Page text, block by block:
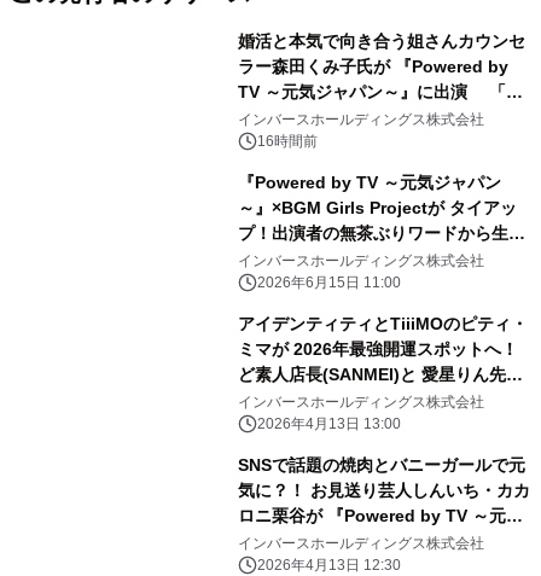
婚活と本気で向き合う姐さんカウンセ
ラー森田くみ子氏が 『Powered by
TV ～元気ジャパン～』に出演 「元
気が出るPower講座」で婚活の「加点
方式」を紹介
インバースホールディングス株式会社
16時間前
『Powered by TV ～元気ジャパン
～』×BGM Girls Projectが タイアッ
プ！出演者の無茶ぶりワードから生ま
れた オリジナル楽曲「TVみているお
前らいっとんなー↑」を 2週連続配信
インバースホールディングス株式会社
2026年6月15日 11:00
アイデンティティとTiiiMOのピティ・
ミマが 2026年最強開運スポットへ！
ど素人店長(SANMEI)と 愛星りん先生
が『Powered by TV ～元気ジャパン
～』に再び登場
インバースホールディングス株式会社
2026年4月13日 13:00
SNSで話題の焼肉とバニーガールで元
気に？！ お見送り芸人しんいち・カカ
ロニ栗谷が 『Powered by TV ～元気
ジャパン～』に登場！
インバースホールディングス株式会社
2026年4月13日 12:30